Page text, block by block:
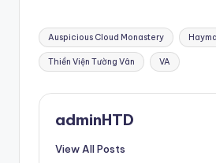
Tags:
Auspicious Cloud Monastery
Thiền Viện Tường Vân VA
adminHTD
View All Posts